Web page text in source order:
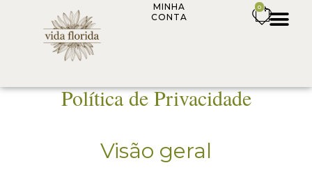
MINHA
CONTA
0
Política de Privacidade
Visão geral